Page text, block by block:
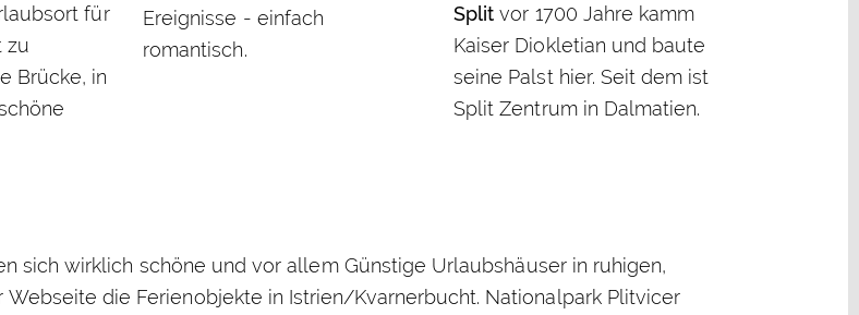
für
zu
Brücke, in
Ereignisse - einfach
romantisch.
Split vor 1700 Jahre kamm
Kaiser Diokletian und baute
seine Palst hier. Seit dem ist
Split Zentrum in Dalmatien.
sich wirklich schöne und vor allem Günstige Urlaubshäuser in ruhigen,
die Ferienobjekte in Istrien/Kvarnerbucht. Nationalpark Plitvicer